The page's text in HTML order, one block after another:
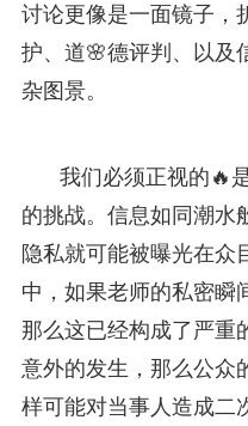
讨论更像是一面镜子，
护、道🌸德评判、以及
杂图景。
我们必须正视的🔥
的挑战。信息如同潮水
隐私就可能被曝光在众
中，如果老师的私密瞬
那么这已经构成了严重
意外的发生，那么公众
样可能对当事人造成二